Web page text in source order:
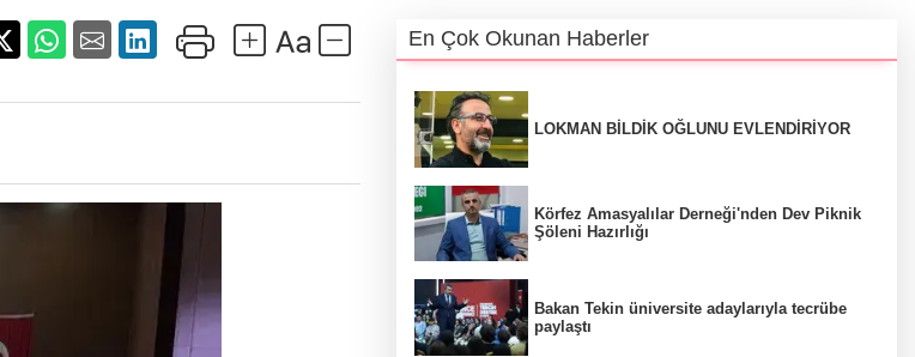
En Çok Okunan Haberler
LOKMAN BİLDİK OĞLUNU EVLENDİRİYOR
Körfez Amasyalılar Derneği'nden Dev Piknik
Şöleni Hazırlığı
Bakan Tekin üniversite adaylarıyla tecrübe
paylaştı